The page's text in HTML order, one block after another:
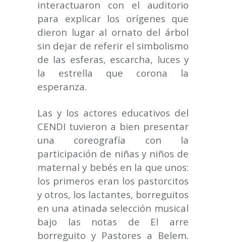
interactuaron con el auditorio
para explicar los orígenes que
dieron lugar al ornato del árbol
sin dejar de referir el simbolismo
de las esferas, escarcha, luces y
la estrella que corona la
esperanza.
Las y los actores educativos del
CENDI tuvieron a bien presentar
una coreografía con la
participación de niñas y niños de
maternal y bebés en la que unos:
los primeros eran los pastorcitos
y otros, los lactantes, borreguitos
en una atinada selección musical
bajo las notas de El arre
borreguito y Pastores a Belem.